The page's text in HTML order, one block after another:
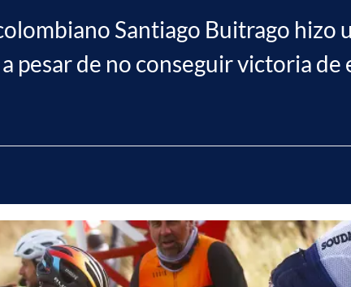
Santiago Buitrago hizo
pesar de no conseguir victoria de